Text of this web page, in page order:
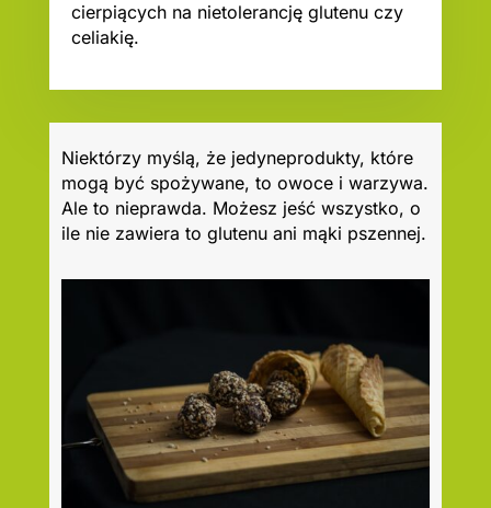
cierpiących na nietolerancję glutenu czy
celiakię.
Niektórzy myślą, że jedyneprodukty, które
mogą być spożywane, to owoce i warzywa.
Ale to nieprawda. Możesz jeść wszystko, o
ile nie zawiera to glutenu ani mąki pszennej.